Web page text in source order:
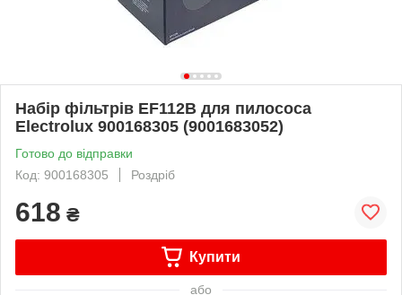
Набір фільтрів EF112B для пилососа
Electrolux 900168305 (9001683052)
Готово до відправки
Код: 900168305
Роздріб
618 ₴
Купити
або